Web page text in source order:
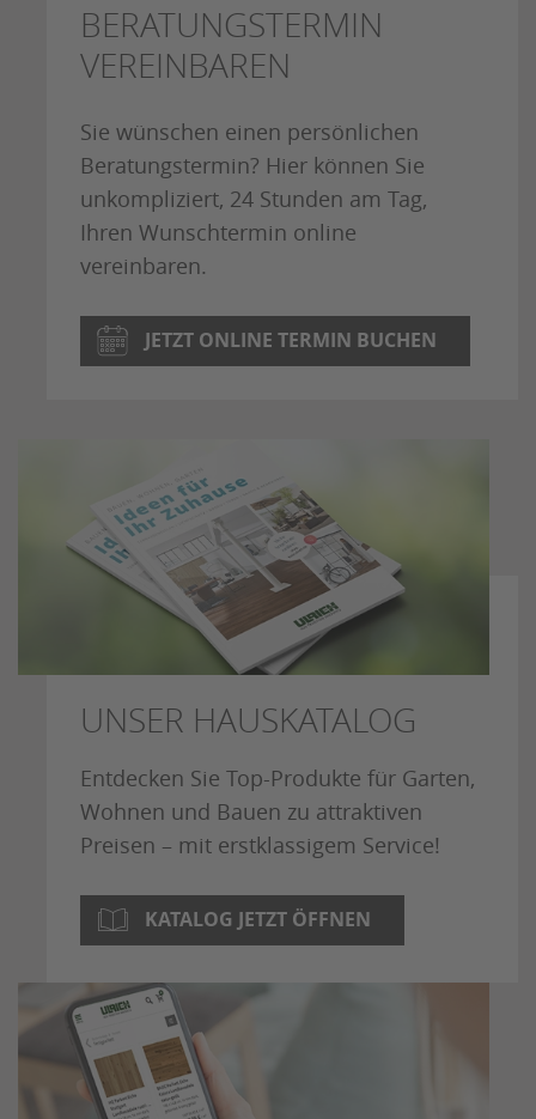
BERATUNGSTERMIN
VEREINBAREN
Sie wünschen einen persönlichen
Beratungstermin? Hier können Sie
unkompliziert, 24 Stunden am Tag,
Ihren Wunschtermin online
vereinbaren.
JETZT ONLINE TERMIN BUCHEN
UNSER HAUSKATALOG
Entdecken Sie Top-Produkte für Garten,
Wohnen und Bauen zu attraktiven
Preisen – mit erstklassigem Service!
KATALOG JETZT ÖFFNEN